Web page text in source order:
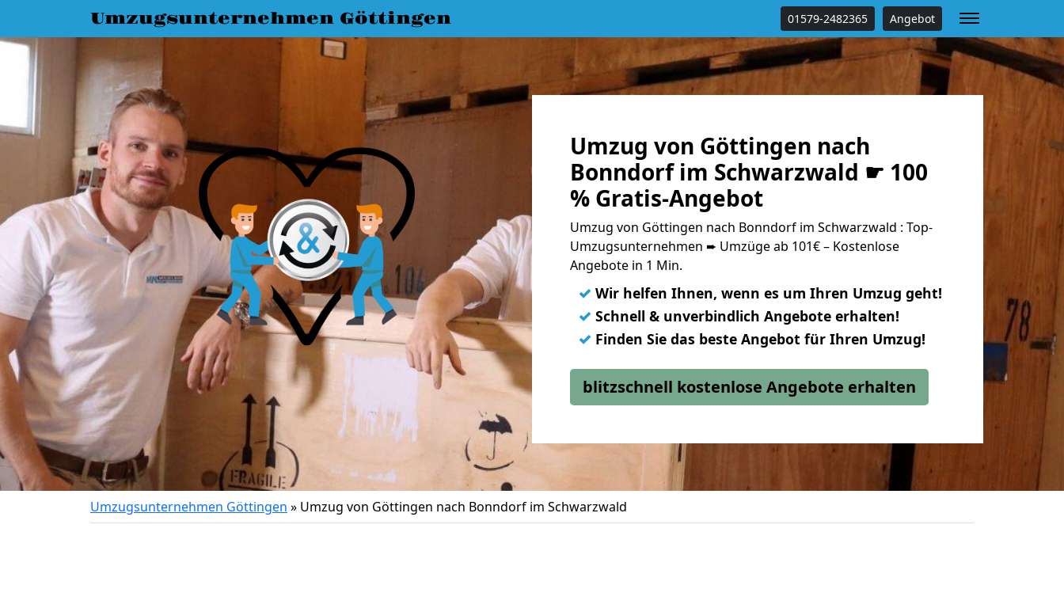
Umzugsunternehmen Göttingen 01579-2482365 Angebot
Umzug von Göttingen nach
Bonndorf im Schwarzwald ☛ 100
% Gratis-Angebot
Umzug von Göttingen nach Bonndorf im Schwarzwald : Top-
Umzugsunternehmen ➨ Umzüge ab 101€ – Kostenlose
Angebote in 1 Min.
✓ Wir helfen Ihnen, wenn es um Ihren Umzug geht!
✓ Schnell & unverbindlich Angebote erhalten!
✓ Finden Sie das beste Angebot für Ihren Umzug!
blitzschnell kostenlose Angebote erhalten
Umzugsunternehmen Göttingen » Umzug von Göttingen nach Bonndorf im Schwarzwald